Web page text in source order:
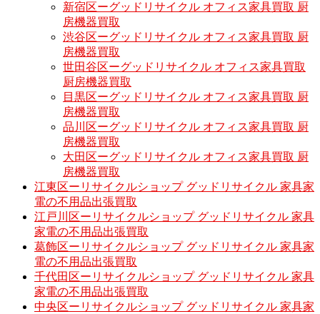
新宿区ーグッドリサイクル オフィス家具買取 厨
房機器買取
渋谷区ーグッドリサイクル オフィス家具買取 厨
房機器買取
世田谷区ーグッドリサイクル オフィス家具買取
厨房機器買取
目黒区ーグッドリサイクル オフィス家具買取 厨
房機器買取
品川区ーグッドリサイクル オフィス家具買取 厨
房機器買取
大田区ーグッドリサイクル オフィス家具買取 厨
房機器買取
江東区ーリサイクルショップ グッドリサイクル 家具家
電の不用品出張買取
江戸川区ーリサイクルショップ グッドリサイクル 家具
家電の不用品出張買取
葛飾区ーリサイクルショップ グッドリサイクル 家具家
電の不用品出張買取
千代田区ーリサイクルショップ グッドリサイクル 家具
家電の不用品出張買取
中央区ーリサイクルショップ グッドリサイクル 家具家